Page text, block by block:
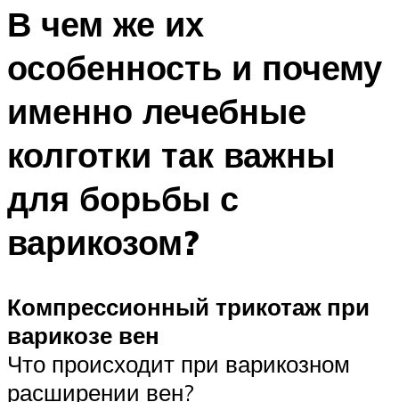
В чем же их
особенность и почему
именно лечебные
колготки так важны
для борьбы с
варикозом?
Компрессионный трикотаж при
варикозе вен
Что происходит при варикозном
расширении вен?